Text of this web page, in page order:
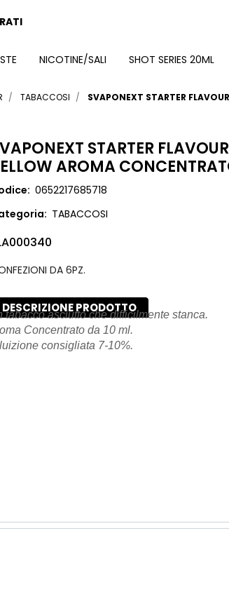
NICOTINE/SALI SHOT SERIES 20ML
TABACCOSI SVAPONEXT STARTER
STARTER
AROMA
0652217685718
TABACCOSI
DA 6PZ.
DESCRIZIONE PRODOTTO
tabacco asciutto che difficilmente stanca.
Concentrato da 10 ml.
consigliata 7-10%.